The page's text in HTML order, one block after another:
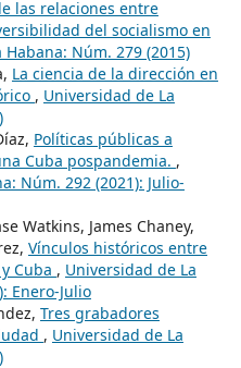
las relaciones entre
del socialismo en
Núm. 279 (2015)
La ciencia de la dirección en
, Universidad de La
Políticas públicas a
Cuba pospandemia. ,
Núm. 292 (2021): Julio-
Watkins, James Chaney,
Vínculos históricos entre
Cuba , Universidad de La
Enero-Julio
Tres grabadores
, Universidad de La